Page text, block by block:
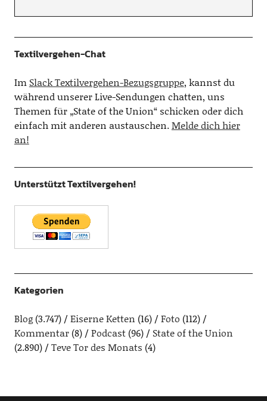
Textilvergehen-Chat
Im Slack Textilvergehen-Bezugsgruppe, kannst du
während unserer Live-Sendungen chatten, uns
Themen für „State of the Union“ schicken oder dich
einfach mit anderen austauschen.Melde dich hier
an!
Unterstützt Textilvergehen!
Kategorien
Blog(3.747) Eiserne Ketten (16) Foto (112)
Kommentar(8) Podcast(96)
State of the Union
(2.890)
Teve Tor des Monats (4)